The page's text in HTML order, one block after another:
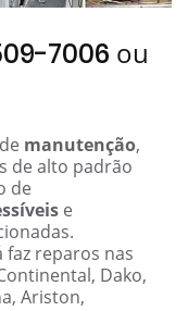
7006 ou
manutenção,
de alto padrão
de
e
faz reparos nas
Dako,
Ariston,